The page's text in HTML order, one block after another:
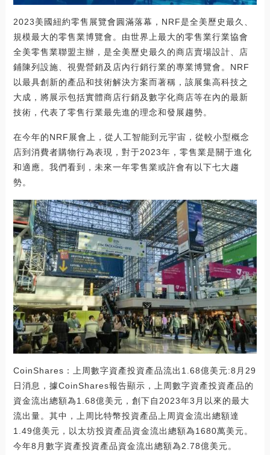
2023美國紐約零售展覽會圓滿落幕，NRF是全美歷史最久、
規模最大的零售業博覽會。由世界上最大的零售業行業協會
全美零售業聯盟主辦，是全美歷史最久的商店賣場設計、店
鋪陳列設施、視覺營銷及店內行銷行業的專業博覽會。NRF
以最具創新的產品和技術解決方案而著稱，該展集高科技之
大成，將展示包括實體商店行銷及數字化商店等在內的最新
技術，代表了零售行業最先進的理念和發展趨勢。
在今年的NRF展會上，從人工智能到元宇宙，從較小型概念
店到消費者購物行為表現，對于2023年，零售業是關于進化
和適應。我們看到，未來一年零售業或許會有以下七大趨
勢。
CoinShares：上周數字資產投資產品流出1.68億美元:8月29
日消息，據CoinShares報告顯示，上周數字資產投資產品的
資金流出總額為1.68億美元，創下自2023年3月以來的最大
流出量。其中，上周比特幣投資產品上周資金流出總額達
1.49億美元，以太坊投資產品資金流出總額為1680萬美元。
今年8月數字資產投資產品資金流出總額為2.78億美元。